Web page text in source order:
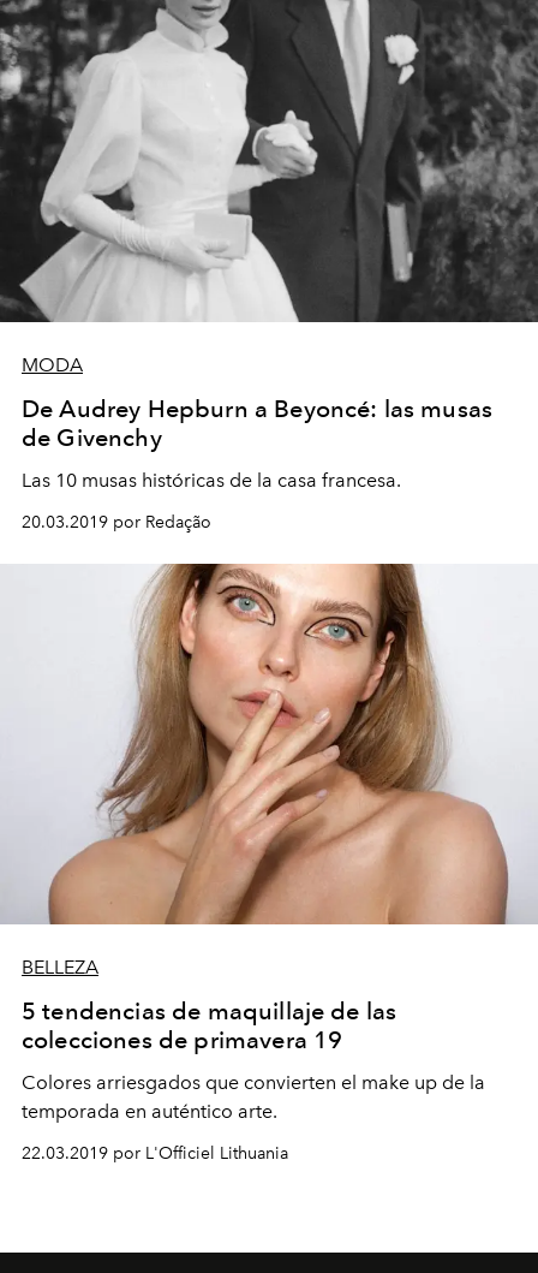
MODA
De Audrey Hepburn a Beyoncé: las musas
de Givenchy
Las 10 musas históricas de la casa francesa.
20.03.2019 por Redação
BELLEZA
5 tendencias de maquillaje de las
colecciones de primavera 19
Colores arriesgados que convierten el make up de la
temporada en auténtico arte.
22.03.2019 por L'Officiel Lithuania